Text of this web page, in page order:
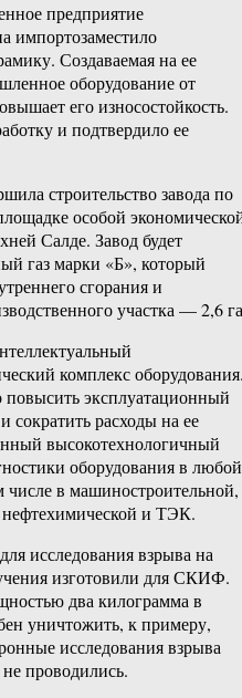
предприятие
импортозаместило
Создаваемая на ее
оборудование от
его износостойкость.
и подтвердило ее
строительство завода по
особой
Салде. Завод будет
газ марки «Б», который
сгорания и
участка — 2,6
комплекс
повысить эксплуатационный
расходы на ее
высокотехнологичный
оборудования в любой
в машиностроительной,
нефтехимической и ТЭК.
исследования взрыва на
изготовили для СКИФ.
два килограмма в
уничтожить, к примеру,
исследования взрыва
проводились.